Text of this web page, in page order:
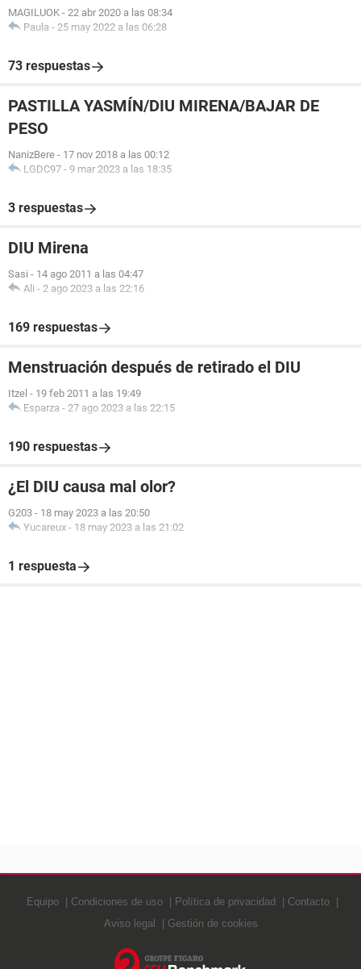
MAGILUOK - 22 abr 2020 a las 08:34
Paula - 25 may 2022 a las 06:28
73 respuestas
PASTILLA YASMÍN/DIU MIRENA/BAJAR DE
PESO
NanizBere - 17 nov 2018 a las 00:12
LGDC97 - 9 mar 2023 a las 18:35
3 respuestas
DIU Mirena
Sasi - 14 ago 2011 a las 04:47
Ali - 2 ago 2023 a las 22:16
169 respuestas
Menstruación después de retirado el DIU
Itzel - 19 feb 2011 a las 19:49
Esparza - 27 ago 2023 a las 22:15
190 respuestas
¿El DIU causa mal olor?
G203 - 18 may 2023 a las 20:50
Yucareux - 18 may 2023 a las 21:02
1 respuesta
Equipo Condiciones de uso Política de privacidad
Contacto
Aviso legal
Gestión de cookies